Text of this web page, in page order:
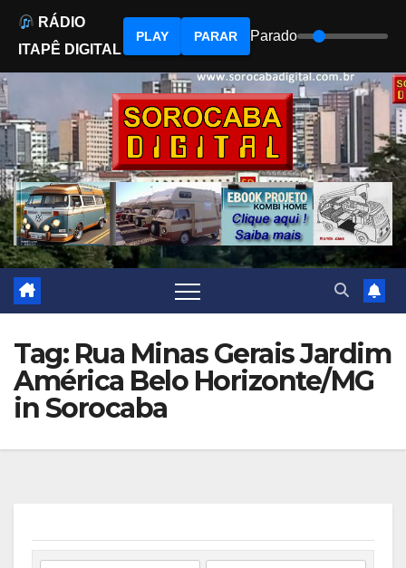
to
content
Tag: Rua Minas Gerais Jardim
América Belo Horizonte/MG
in Sorocaba
RÁDIO
ITAPÊ DIGITAL
PLAY PARAR Parado